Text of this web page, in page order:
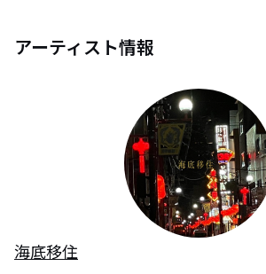
アーティスト情報
海底移住